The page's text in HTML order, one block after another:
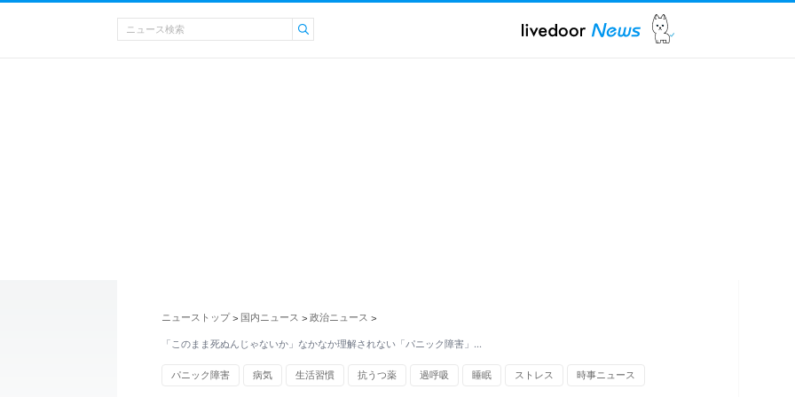
ニューストップ > 国内ニュース > 政治ニュース >
「このまま死ぬんじゃないか」なかなか理解されない「パニック障害」…
パニック障害 病気 生活習慣 抗うつ薬 過呼吸 睡眠 ストレス 時事ニュース